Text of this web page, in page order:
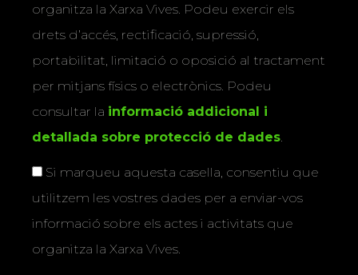
organitza la Xarxa Vives. Podeu exercir els
drets d’accés, rectificació, supressió,
portabilitat, limitació o oposició al tractament
per mitjans físics o electrònics. Podeu
consultar la informació addicional i
detallada sobre protecció de dades
Si marqueu aquesta casella, consentiu que
utilitzem les vostres dades per a enviar-vos
informació sobre els actes i activitats que
organitza la Xarxa Vives.